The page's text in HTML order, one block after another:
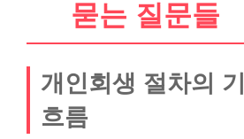
묻는 질문들
개인회생 절차의
흐름